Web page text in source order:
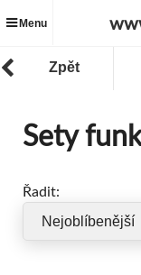
Menu
Zpět
Sety
Řadit: